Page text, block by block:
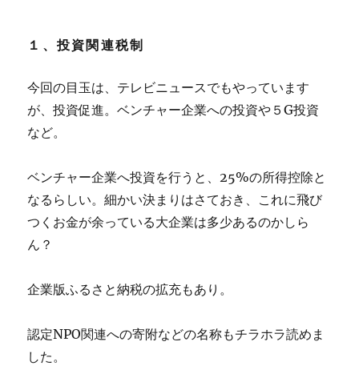
１、投資関連税制
今回の目玉は、テレビニュースでもやっています
が、投資促進。ベンチャー企業への投資や５G投資
など。
ベンチャー企業へ投資を行うと、25%の所得控除と
なるらしい。細かい決まりはさておき、これに飛び
つくお金が余っている大企業は多少あるのかしら
ん？
企業版ふるさと納税の拡充もあり。
認定NPO関連への寄附などの名称もチラホラ読めま
した。